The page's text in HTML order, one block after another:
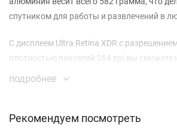
спутником для работы и развлечений в
С дисплеем Ultra Retina XDR с
плотностью пикселей 264 ppi вы сможете
яркими цветами и четкими
профессиональных дизайнеров и
подробнее
Рекомендуем посмотреть